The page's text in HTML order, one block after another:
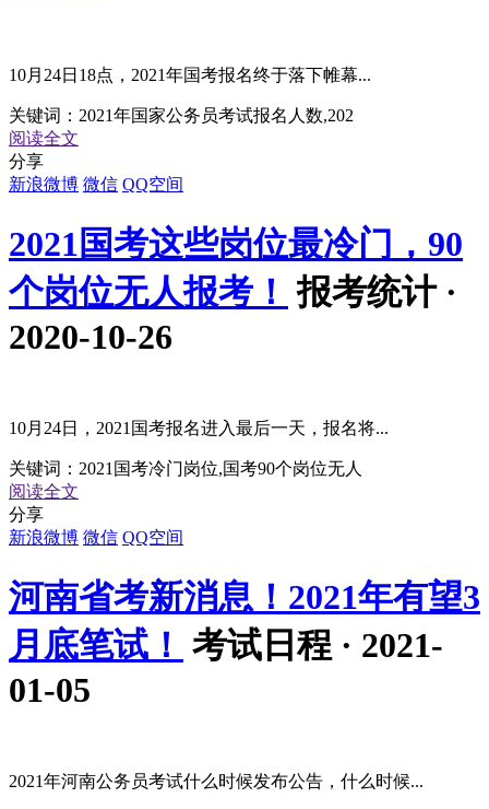
10月24日18点，2021年国考报名终于落下帷幕...
关键词： 2021年国家公务员考试报名人数,202
阅读全文
分享
新浪微博 微信 QQ空间
2021国考这些岗位最冷门，90
个岗位无人报考！ 报考统计 ·
2020-10-26
10月24日，2021国考报名进入最后一天，报名将...
关键词： 2021国考冷门岗位,国考90个岗位无人
阅读全文
分享
新浪微博 微信 QQ空间
河南省考新消息！2021年有望3
月底笔试！ 考试日程 · 2021-
01-05
2021年河南公务员考试什么时候发布公告，什么时候...